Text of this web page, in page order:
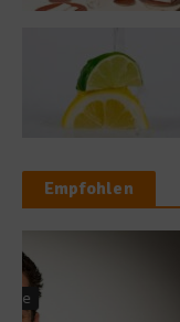
Empfohlen